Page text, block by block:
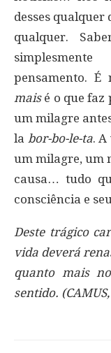
desses qualquer
qualquer.
pensamento. É
maisé o que faz
um milagre
la bor-bo-le-ta. A
um milagre, um
causa… tudo
consciência e
Deste trágico
vida deverá
quanto mais
sentido.